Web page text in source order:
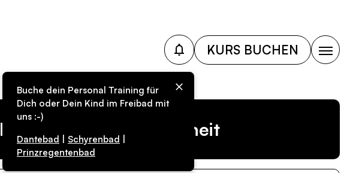
Buche dein Personal Training für
Dich oder Dein Kind im Freibad mit
uns :-)
Dantebad
Schyrenbad
Prinzregentenbad
KURS BUCHEN
Kurs in der Vergangenheit